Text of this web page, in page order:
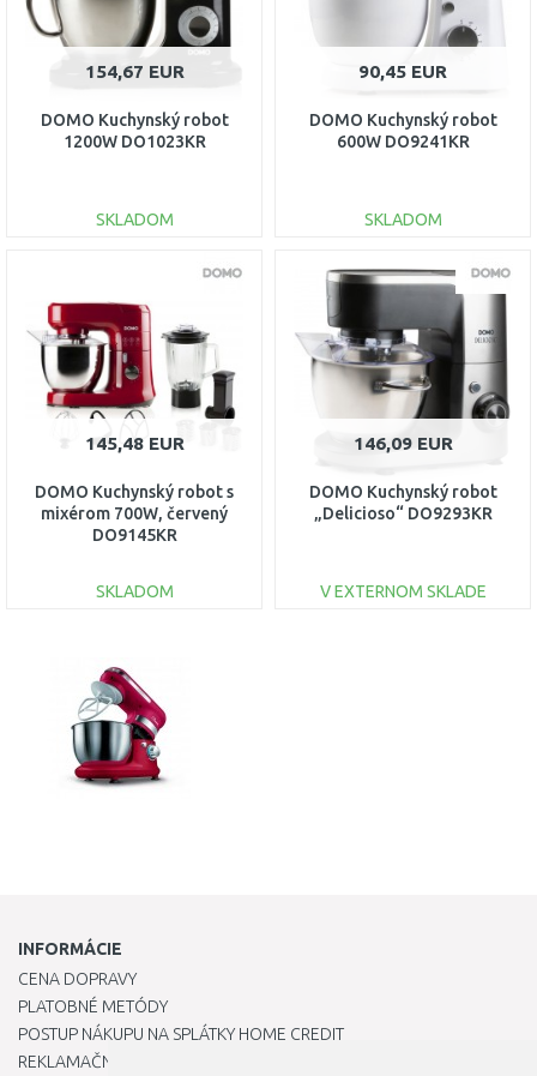
154,67 EUR
DOMO Kuchynský robot
1200W DO1023KR
SKLADOM
Porovnať
90,45 EUR
DOMO Kuchynský robot
600W DO9241KR
SKLADOM
DO KOŠÍKA
145,48 EUR
DOMO Kuchynský robot s
mixérom 700W, červený
DO9145KR
SKLADOM
Porovnať
146,09 EUR
DOMO Kuchynský robot
„Delicioso“ DO9293KR
V EXTERNOM SKLADE
INFORMÁCIE
CENA DOPRAVY
PLATOBNÉ METÓDY
POSTUP NÁKUPU NA SPLÁTKY HOME CREDIT
REKLAMAČNÝ PORIADOK